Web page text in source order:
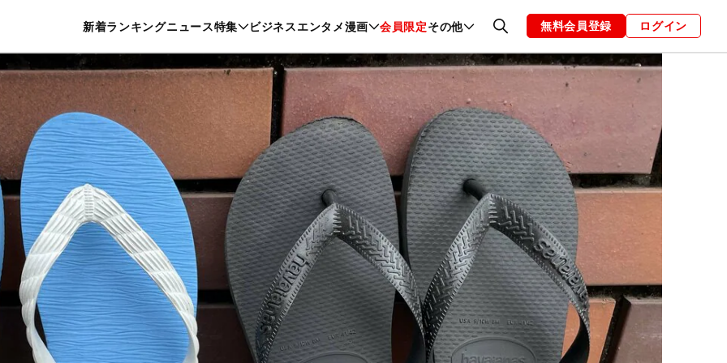
新着ランキングニュース特集 ビジネスエンタメ漫画 会員限定その他
暮らし スポーツ ヘルスケア 美容 グルメ ファッション 恋愛・結婚 編集部 お知らせ
無料会員登録 ログイン